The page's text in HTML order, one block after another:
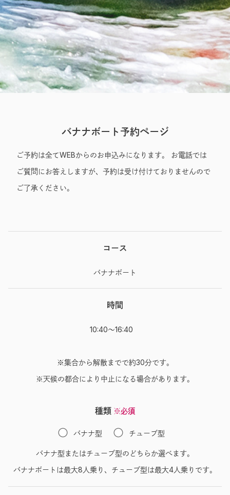
バナナボート予約ページ
ご予約は全てWEBからのお申込みになります。 お電話では
ご質問にお答えしますが、予約は受け付けておりませんので
ご了承ください。
コース
バナナボート
時間
10:40～16:40
※集合から解散までで約30分です。
※天候の都合により中止になる場合があります。
種類 ※必須
バナナ型 チューブ型
バナナ型またはチューブ型のどちらか選べます。
バナナボートは最大8人乗り、チューブ型は最大4人乗りです。